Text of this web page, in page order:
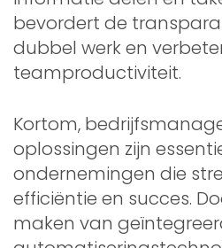
bevordert de
dubbel werk en
teamproductiviteit.
Kortom,
oplossingen zijn
ondernemingen die
efficiëntie en succes.
maken van